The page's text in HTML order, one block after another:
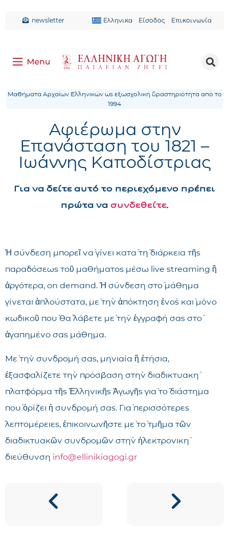
newsletter Ελληνικα Είσοδος Επικοινωνία
Μαθήματα Αρχαίων Ελληνικών ως εξωσχολική δραστηριότητα από το
1994
Αφιέρωμα στην
Επανάσταση του 1821 –
Ιωάννης Καποδίστριας
Για να δείτε αυτό το περιεχόμενο πρέπει
πρώτα να συνδεθείτε.
Ἡ σύνδεση μπορεῖ νὰ γίνει κατὰ τὴ διάρκεια τῆς
παραδόσεως τοῦ μαθήματος μέσω live streaming ἢ
ἀργότερα, on demand. Ἡ σύνδεση στὸ μάθημα
γίνεται ἁπλούστατα, μὲ τὴν ἀπόκτηση ἑνὸς καὶ μόνο
κωδικοῦ ποὺ θὰ λάβετε μὲ τὴν ἐγγραφή σας στὸ
ἀγαπημένο σας μάθημα.
Μὲ τὴν συνδρομή σας, μηνιαία ἢ ἐτήσια,
ἐξασφαλίζετε τὴν πρόσβαση στὴν διαδικτυακὴ
πλατφόρμα τῆς Ἑλληνικῆς Ἀγωγῆς γιὰ τὸ διάστημα
ποὺ ὁρίζει ἡ συνδρομή σας. Γιὰ περισσότερες
λεπτομέρειες, ἐπικοινωνῆστε μὲ τὸ τμῆμα τῶν
διαδικτυακῶν συνδρομῶν στὴν ἠλεκτρονικὴ
διεύθυνση info@ellinikiagogi.gr